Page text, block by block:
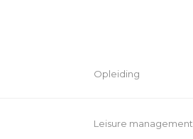
Opleiding
Leisure management